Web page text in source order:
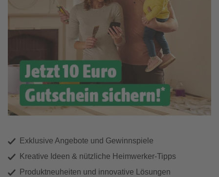
Exklusive Angebote und Gewinnspiele
Kreative Ideen & nützliche Heimwerker-Tipps
Produktneuheiten und innovative Lösungen